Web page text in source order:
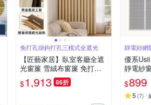
免打孔掛鉤打孔三模式全遮光
【匠藝家居】臥室客廳全遮
光窗簾 雪絨布窗簾 免打孔
隔音窗簾 雪絨奶茶 掛鉤款
2.6-3.1m 簾子高度2.5米
$1,913 86折
靜電紗網
優系
靜電紗
黑色)
$899
5 (7)